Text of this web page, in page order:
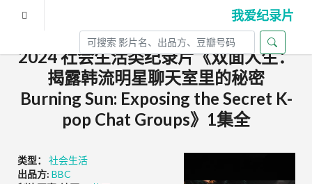
我爱纪录片
2024 社会生活类纪录片《双面人生：
揭露韩流明星聊天室里的秘密
Burning Sun: Exposing the Secret K-
pop Chat Groups》1集全
类型：
社会生活
出品方: BBC